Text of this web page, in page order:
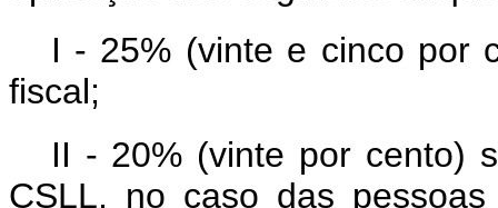
I - 25% (vinte e cinco por
fiscal;
II - 20% (vinte por cento)
CSLL, no caso das